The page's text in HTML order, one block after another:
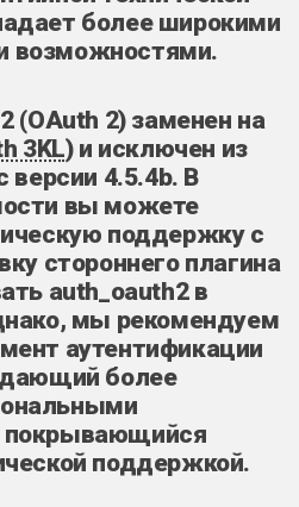
более широкими
возможностями.
(OAuth 2) заменен на
3KL) и исключен из
версии 4.5.4b. В
вы можете
поддержку с
стороннего плагина
auth_oauth2 в
мы рекомендуем
аутентификации
более
покрывающийся
поддержкой.